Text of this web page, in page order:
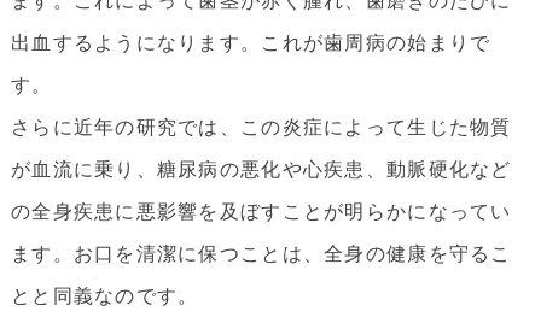
出血するようになります。これが歯周病の始まりで
す。
さらに近年の研究では、この炎症によって生じた物質
が血流に乗り、糖尿病の悪化や心疾患、動脈硬化など
の全身疾患に悪影響を及ぼすことが明らかになってい
ます。お口を清潔に保つことは、全身の健康を守るこ
とと同義なのです。